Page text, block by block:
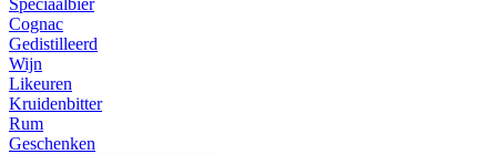
Speciaalbier
Cognac
Gedistilleerd
Wijn
Likeuren
Kruidenbitter
Rum
Geschenken